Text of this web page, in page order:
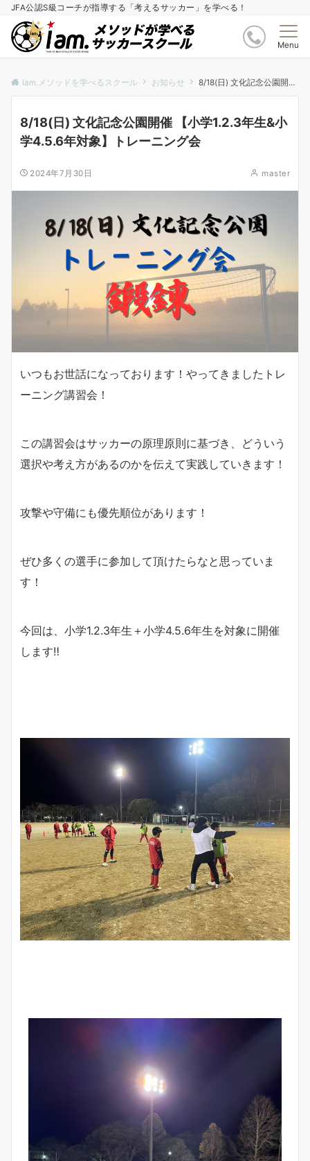
JFA公認S級コーチが指導する「考えるサッカー」を学べる！
Menu
Iam.メソッドを学べるスクール お知らせ 8/18(日) 文化記念公園開催 【小学1.2.3年生&小学4.5.6年対象】トレーニング会
8/18(日) 文化記念公園開催 【小学1.2.3年生&小
学4.5.6年対象】トレーニング会
2024年7月30日 master
いつもお世話になっております！やってきましたトレ
ーニング講習会！
この講習会はサッカーの原理原則に基づき、どういう
選択や考え方があるのかを伝えて実践していきます！
攻撃や守備にも優先順位があります！
ぜひ多くの選手に参加して頂けたらなと思っていま
す！
今回は、小学1.2.3年生＋小学4.5.6年生を対象に開催
します‼︎